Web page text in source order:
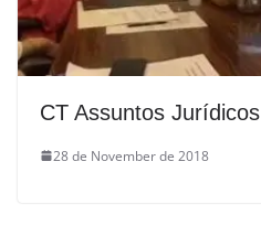
CT Assuntos Jurídicos
28 de November de 2018